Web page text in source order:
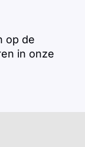
op de
in onze